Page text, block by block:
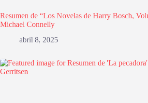
Resumen de “Los Novelas de Harry Bosch,
Michael Connelly
abril 8, 2025